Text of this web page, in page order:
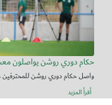
حكام دوري روشن يواصلون
واصل حكام دوري روشن للمحترفين
أقرأ المزيد